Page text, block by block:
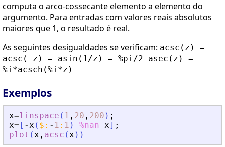
computa o arco-cossecante elemento a elemento do
argumento. Para entradas com valores reais absolutos
maiores que 1, o resultado é real.
As seguintes desigualdades se verificam: acsc(z) = -
acsc(-z) = asin(1/z) = %pi/2-asec(z) =
%i*acsch(%i*z)
Exemplos
x=linspace ( 1 , 20 , 200 ) ;
x= [ -x ( $ : - 1 : 1 ) %nan x] ;
plot (x , acsc (x ) )